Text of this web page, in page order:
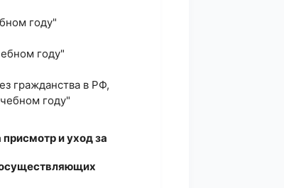
году"
году"
гражданства в РФ,
году"
и уход за